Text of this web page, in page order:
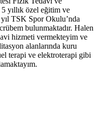
yıllık özel eğitim ve
TSK Spor Okulu’nda
bulunmaktadır. Halen
hizmeti vermekteyim ve
alanlarında kuru
terapi ve elektroterapi gibi